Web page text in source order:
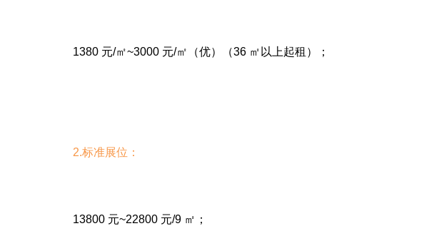
1380 元/㎡~3000 元/㎡（优）（36 ㎡以上起租）；
2.标准展位：
13800 元~22800 元/9 ㎡；